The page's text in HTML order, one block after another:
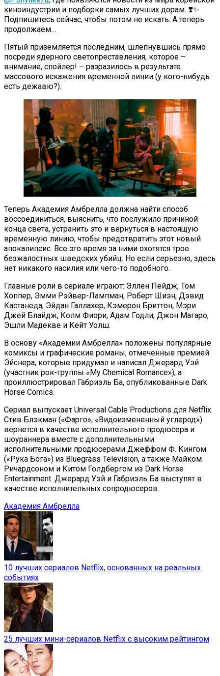
киноиндустрии и подборки самых лучших дорам. ❣️✨
Подпишитесь сейчас, чтобы потом не искать. А теперь
продолжаем…
Пятый приземляется последним, шлепнувшись прямо
посреди ядерного светопреставления, которое –
внимание, спойлер! – разразилось в результате
массового искажения временной линии (у кого-нибудь
есть дежавю?).
Теперь Академия Амбрелла должна найти способ
воссоединиться, выяснить, что послужило причиной
конца света, устранить это и вернуться в настоящую
временную линию, чтобы предотвратить этот новый
апокалипсис. Все это время за ними охотятся трое
безжалостных шведских убийц. Но если серьезно, здесь
нет никакого насилия или чего-то подобного.
Главные роли в сериале играют: Эллен Пейдж, Том
Хоппер, Эмми Рэйвер-Лампман, Роберт Шиэн, Дэвид
Кастанеда, Эйдан Галлахер, Кэмерон Бриттон, Мэри
Джей Блайдж, Колм Фиори, Адам Годли, Джон Магаро,
Эшли Мадекве и Кейт Уолш.
В основу «Академии Амбрелла» положены популярные
комиксы и графические романы, отмеченные премией
Эйснера, которые придумал и написал Джерард Уэй
(участник рок-группы «My Chemical Romance»), а
проиллюстрировал Габриэль Ба, опубликованные Dark
Horse Comics.
Сериал выпускает Universal Cable Productions для Netflix.
Стив Блэкман («Фарго», «Видоизмененный углерод»)
вернется в качестве исполнительного продюсера и
шоураннера вместе с дополнительными
исполнительными продюсерами Джеффом Ф. Кингом
(«Рука Бога») из Bluegrass Television, а также Майком
Ричардсоном и Китом Голдбергом из Dark Horse
Entertainment. Джерард Уэй и Габриэль Ба выступят в
качестве исполнительных сопродюсеров.
Академия Амбрелла
10 лучших сериалов Netflix, основанных на реальных
событиях
25 лучших мини-сериалов Netflix с высоким рейтингом